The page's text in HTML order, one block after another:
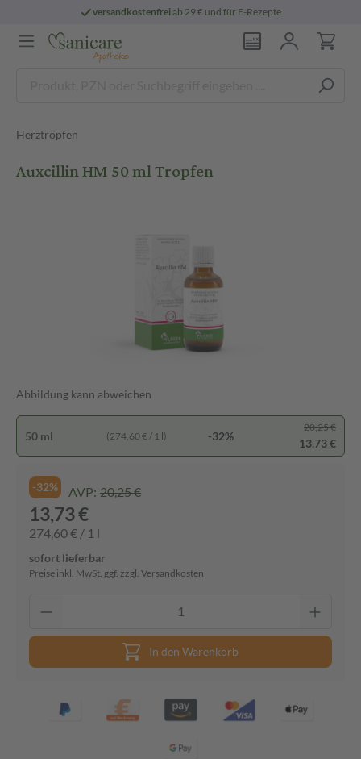
versandkostenfreiab 29 € und für E-Rezepte
Herztropfen
Auxcillin HM 50 ml Tropfen
Abbildung kann abweichen
50 ml (274,60 € / 1 l) -32%
20,25 €
13,73 €
-32% AVP: 20,25 €
13,73 €
274,60 € / 1 l
sofort lieferbar
Preise inkl. MwSt. ggf. zzgl. Versandkosten
In den Warenkorb